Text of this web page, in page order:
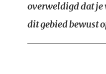
overweldigd dat je
dit gebied bewust